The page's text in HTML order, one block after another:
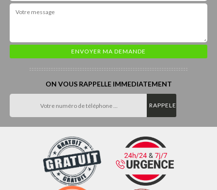
ON VOUS RAPPELLE IMMEDIATEMENT